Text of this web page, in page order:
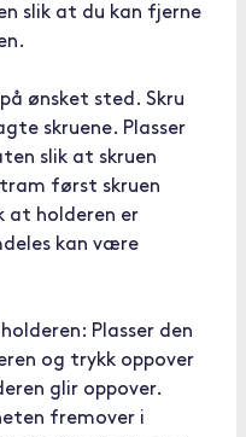
slik at du kan fjerne
ønsket sted. Skru
skruene. Plasser
slik at skruen
først skruen
at holderen er
kan være
Plasser den
og trykk oppover
glir oppover.
fremover i